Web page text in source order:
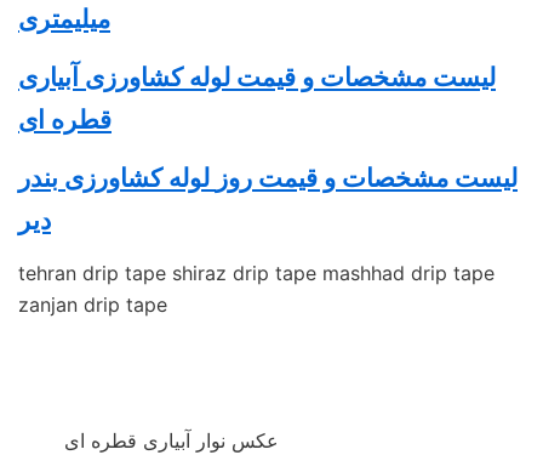
میلیمتری
لیست مشخصات و قیمت لوله کشاورزی آبیاری
قطره ای
لیست مشخصات و قیمت روز لوله کشاورزی بندر
دیر
tehran drip tape shiraz drip tape mashhad drip tape
zanjan drip tape
عکس نوار آبیاری قطره ای